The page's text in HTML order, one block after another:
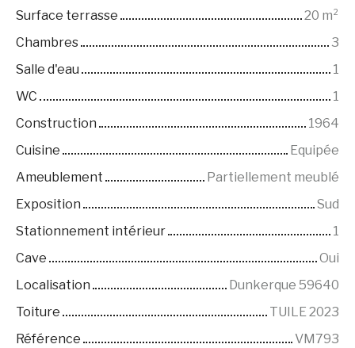
Surface terrasse 20 m²
Chambres
3
Salle d'eau
1
WC
1
Construction
1964
Cuisine
Equipée
Ameublement
Partiellement meublé
Exposition
Sud
Stationnement intérieur
1
Cave
Oui
Localisation
Dunkerque 59640
Toiture
TUILE 2023
Référence
VM793